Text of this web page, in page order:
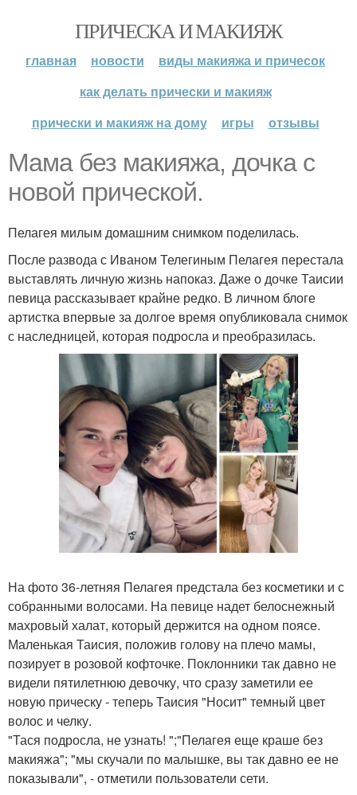
ПРИЧЕСКА И МАКИЯЖ
главная новости
виды макияжа и причесок
как делать прически и макияж
прически и макияж на дому
игры отзывы
Мама без макияжа, дочка с
новой прической.
Пелагея милым домашним снимком поделилась.
После развода с Иваном Телегиным Пелагея перестала
выставлять личную жизнь напоказ. Даже о дочке Таисии
певица рассказывает крайне редко. В личном блоге
артистка впервые за долгое время опубликовала снимок
с наследницей, которая подросла и преобразилась.
На фото 36-летняя Пелагея предстала без косметики и с
собранными волосами. На певице надет белоснежный
махровый халат, который держится на одном поясе.
Маленькая Таисия, положив голову на плечо мамы,
позирует в розовой кофточке. Поклонники так давно не
видели пятилетнюю девочку, что сразу заметили ее
новую прическу - теперь Таисия "Носит" темный цвет
волос и челку.
"Тася подросла, не узнать! ";"Пелагея еще краше без
макияжа"; "мы скучали по малышке, вы так давно ее не
показывали", - отметили пользователи сети.